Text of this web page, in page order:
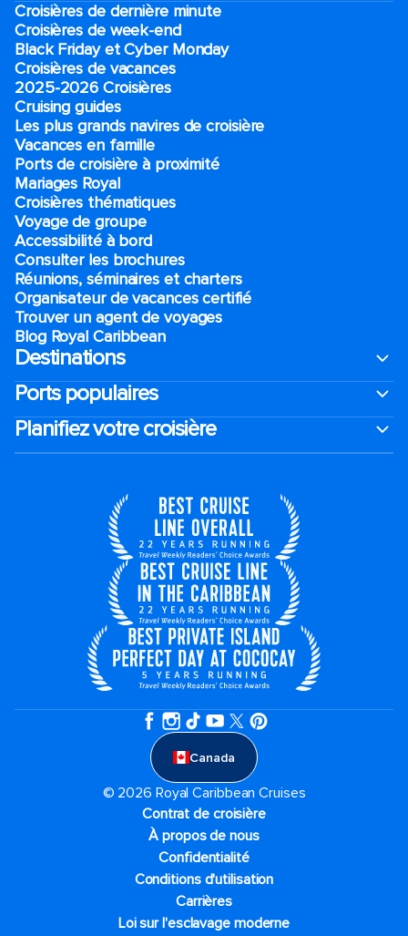
Croisières de dernière minute
Croisières de week-end
Black Friday et Cyber Monday
Croisières de vacances
2025-2026 Croisières
Cruising guides
Les plus grands navires de croisière
Vacances en famille
Ports de croisière à proximité
Mariages Royal
Croisières thématiques
Voyage de groupe​
Accessibilité à bord​
Consulter les brochures
Réunions, séminaires et charters
Organisateur de vacances certifié
Trouver un agent de voyages
Blog Royal Caribbean
Destinations
Ports populaires
Planifiez votre croisière
Canada
© 2026 Royal Caribbean Cruises
Contrat de croisière
À propos de nous
Confidentialité
Conditions d'utilisation
Carrières
Loi sur l'esclavage moderne